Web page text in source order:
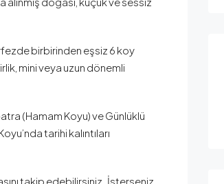
birbirinden eşsiz 6 koy
mini veya uzun dönemli
(Hamam Koyu) ve Günlüklü
tarihi kalıntıları
takip edebilirsiniz. İsterseniz